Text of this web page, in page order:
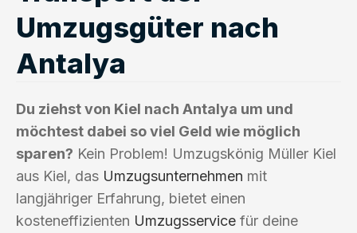
Umzugsgüter nach
Antalya
Du ziehst von Kiel nach Antalya um und
möchtest dabei so viel Geld wie möglich
sparen? Kein Problem! Umzugskönig Müller Kiel
aus Kiel, das Umzugsunternehmen mit
langjähriger Erfahrung, bietet einen
kosteneffizienten Umzugsservice für deine